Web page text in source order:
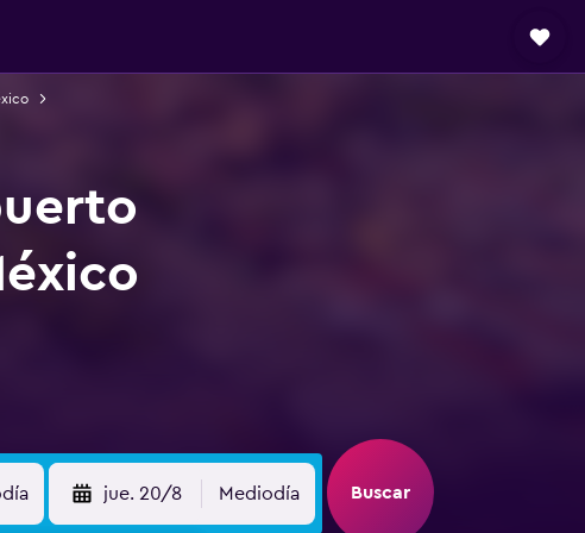
jue. 20/8 Mediodía Buscar